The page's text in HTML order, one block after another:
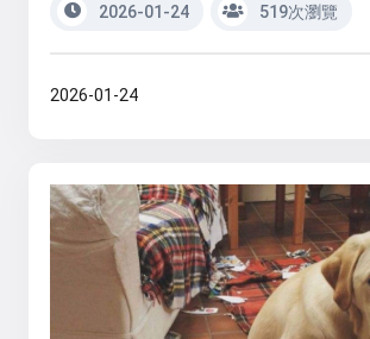
2026-01-24 519次瀏覽
2026-01-24